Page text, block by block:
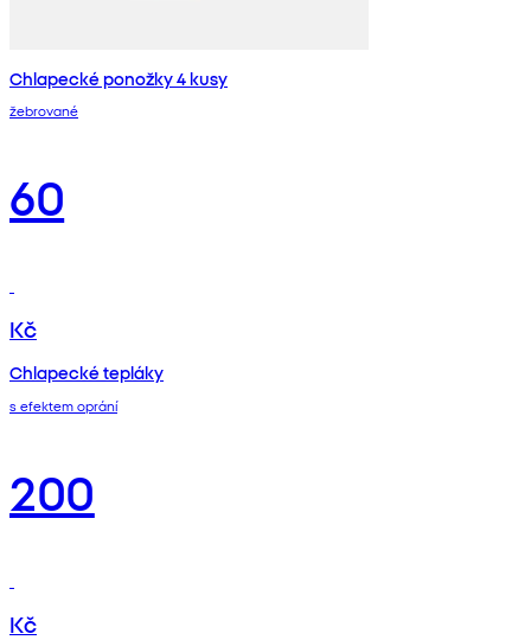
Chlapecké ponožky 4 kusy
žebrované
60
Kč
Chlapecké tepláky
s efektem oprání
200
Kč